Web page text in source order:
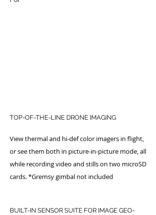
TOP-OF-THE-LINE DRONE IMAGING
View thermal and hi-def color imagers in flight,
or see them both in picture-in-picture mode, all
while recording video and stills on two microSD
cards. *Gremsy gimbal not included
BUILT-IN SENSOR SUITE FOR IMAGE GEO-